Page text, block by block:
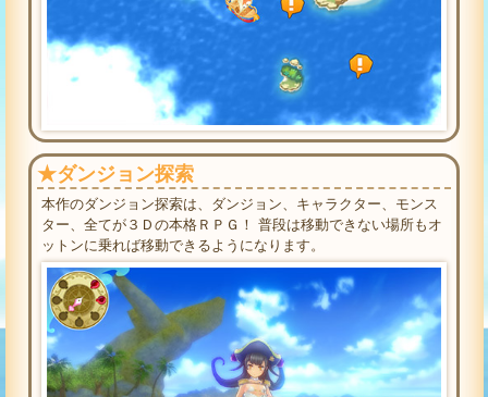
★ダンジョン探索
本作のダンジョン探索は、ダンジョン、キャラクター、モンス
ター、全てが３Ｄの本格ＲＰＧ！ 普段は移動できない場所もオ
ットンに乗れば移動できるようになります。